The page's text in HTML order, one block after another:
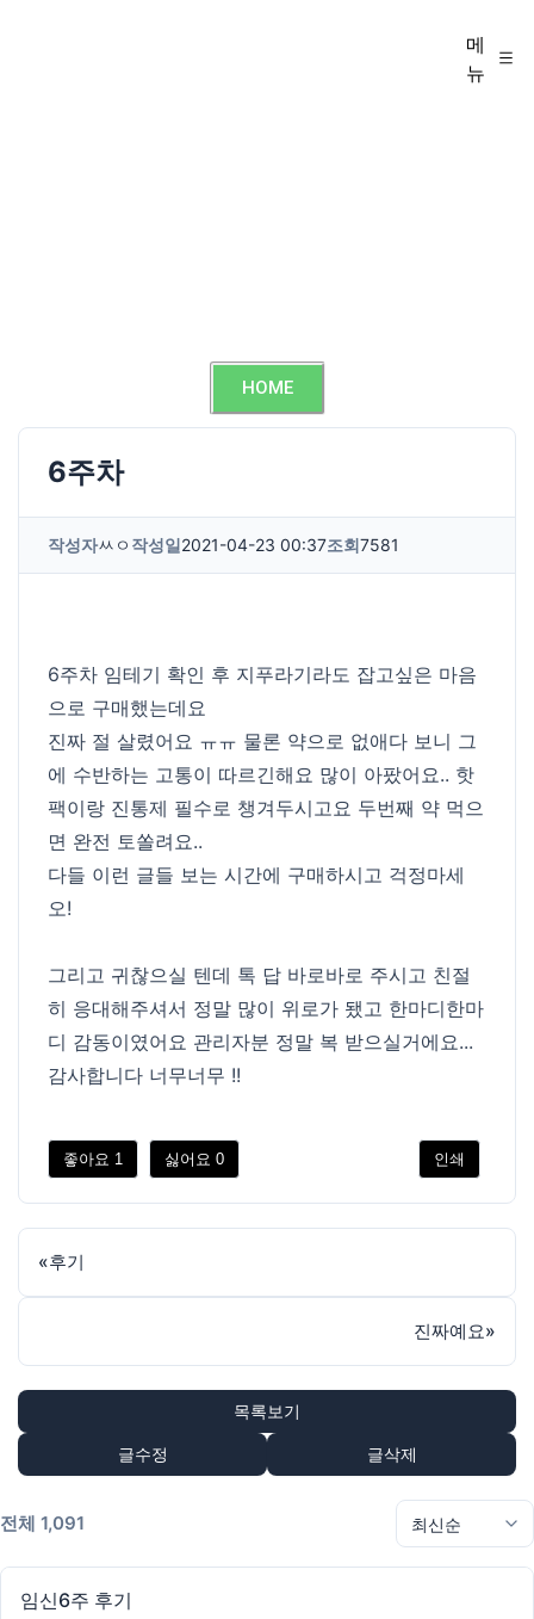
메
뉴
HOME
6주차
작성자ㅆㅇ 작성일2021-04-23 00:37조회7581
6주차 임테기 확인 후 지푸라기라도 잡고싶은 마음
으로 구매했는데요
진짜 절 살렸어요 ㅠㅠ 물론 약으로 없애다 보니 그
에 수반하는 고통이 따르긴해요 많이 아팠어요.. 핫
팩이랑 진통제 필수로 챙겨두시고요 두번째 약 먹으
면 완전 토쏠려요..
다들 이런 글들 보는 시간에 구매하시고 걱정마세
오!
그리고 귀찮으실 텐데 톡 답 바로바로 주시고 친절
히 응대해주셔서 정말 많이 위로가 됐고 한마디한마
디 감동이였어요 관리자분 정말 복 받으실거에요...
감사합니다 너무너무 !!
좋아요 1 싫어요 0 인쇄
«후기
진짜예요»
목록보기
글수정 글삭제
전체 1,091
임신6주 후기